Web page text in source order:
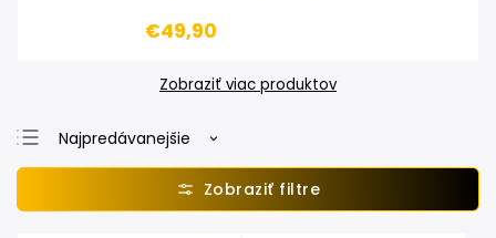
€49,90
Zobraziť viac produktov
Najpredávanejšie
Najlacnejšie
Najdrahšie